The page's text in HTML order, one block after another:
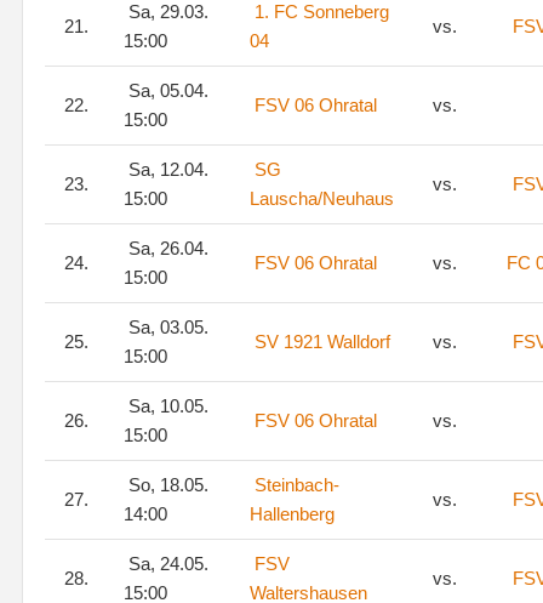
21.
Sa, 29.03.
15:00
1. FC Sonneberg
04
vs.
22.
Sa, 05.04.
15:00
FSV 06 Ohratal vs.
23.
Sa, 12.04.
15:00
SG
Lauscha/Neuhaus
vs.
24.
Sa, 26.04.
15:00
FSV 06 Ohratal vs. FC
25.
Sa, 03.05.
15:00
SV 1921 Walldorf vs.
26.
Sa, 10.05.
15:00
FSV 06 Ohratal vs.
27.
So, 18.05.
14:00
Steinbach-
Hallenberg
vs.
28.
Sa, 24.05.
15:00
FSV
Waltershausen
vs.